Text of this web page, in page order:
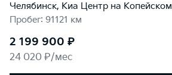
Челябинск, Киа Центр на Копейском
Пробег: 91121 км
2 199 900 ₽
24 020 ₽/мес